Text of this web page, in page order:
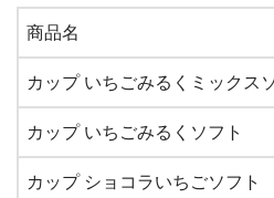
商品名
カップ いちごみるくミックス
カップ いちごみるくソフト
カップ ショコラいちごソフト